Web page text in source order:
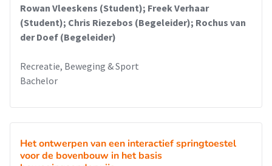
Rowan Vleeskens (Student); Freek Verhaar
(Student); Chris Riezebos (Begeleider); Rochus van
der Doef (Begeleider)
Recreatie, Beweging & Sport
Bachelor
Het ontwerpen van een interactief springtoestel
voor de bovenbouw in het basis